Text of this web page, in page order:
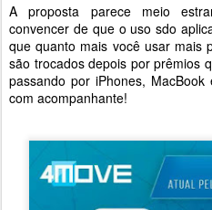
A proposta parece meio
convencer de que o uso sdo
que quanto mais você usar mais
são trocados depois por prêmios
passando por iPhones,
com acompanhante!